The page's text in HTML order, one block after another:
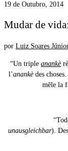
19 de Outubro, 2014
Mudar de
por Luiz Soares
“Un triple anankè
l’anankè des
mêle la
unausgleichbar).